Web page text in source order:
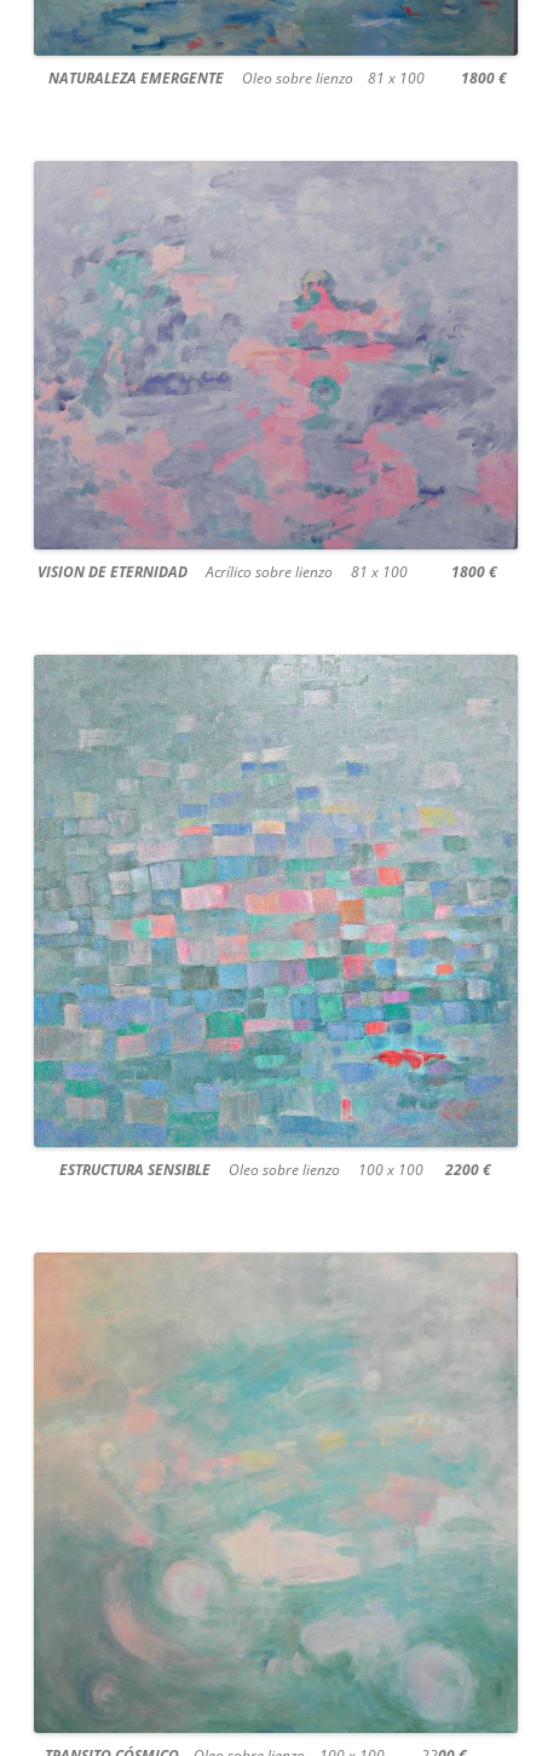
NATURALEZA EMERGENTE Oleo sobre lienzo 81 x 100 1800 €
VISION DE ETERNIDAD Acrílico sobre lienzo 81 x 100 1800 €
ESTRUCTURA SENSIBLE Oleo sobre lienzo 100 x 100 2200 €